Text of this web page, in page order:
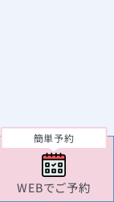
簡単予約
WEBでご予約